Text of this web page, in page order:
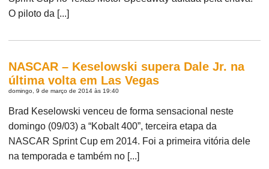
O piloto da [...]
NASCAR – Keselowski supera Dale Jr. na
última volta em Las Vegas
domingo, 9 de março de 2014 às 19:40
Brad Keselowski venceu de forma sensacional neste
domingo (09/03) a “Kobalt 400”, terceira etapa da
NASCAR Sprint Cup em 2014. Foi a primeira vitória dele
na temporada e também no [...]